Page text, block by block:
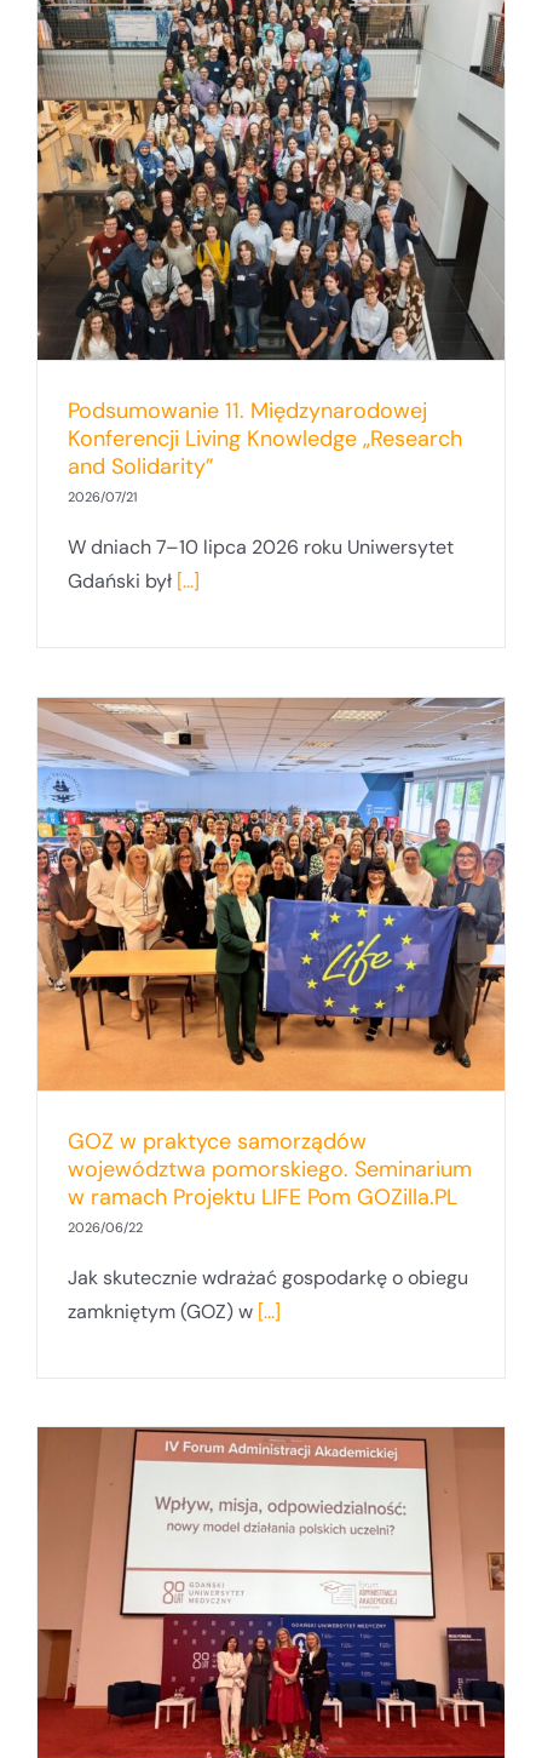
Podsumowanie 11. Międzynarodowej
Konferencji Living Knowledge „Research
and Solidarity”
2026/07/21
W dniach 7–10 lipca 2026 roku Uniwersytet
Gdański był [...]
GOZ w praktyce samorządów
województwa pomorskiego. Seminarium
w ramach Projektu LIFE Pom GOZilla.PL
2026/06/22
Jak skutecznie wdrażać gospodarkę o obiegu
zamkniętym (GOZ) w [...]